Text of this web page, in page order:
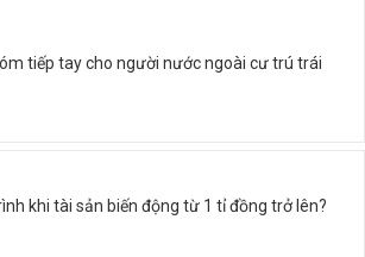
tiếp tay cho người nước ngoài cư trú trái
khi tài sản biến động từ 1 tỉ đồng trở lên?